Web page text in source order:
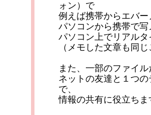
ォン）で
例えば携帯からエバ
パソコンから携帯で
パソコン上でリアル
（メモした文章も同
また、一部のファイ
ネットの友達と１つ
で、
情報の共有に役立ちま